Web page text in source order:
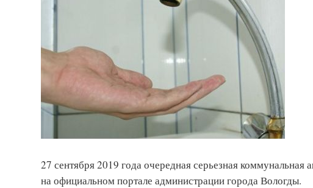
27 сентября 2019 года очередная серьезная
на официальном портале администрации города Вологды.